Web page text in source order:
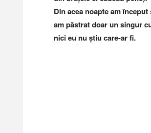
Din acea noapte am început
am păstrat doar un singur
nici eu nu știu care-ar fi.